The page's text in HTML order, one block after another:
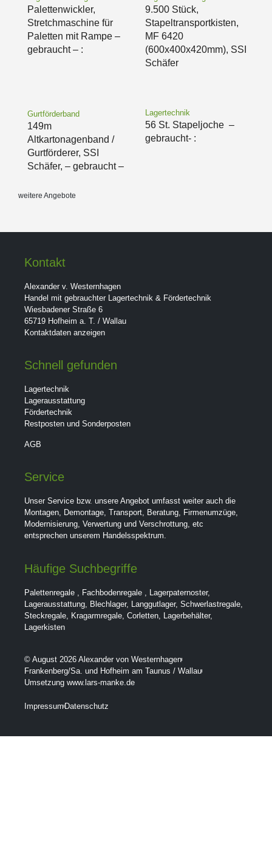
Palettenwickler,
Stretchmaschine für
Paletten mit Rampe –
gebraucht – :
9.500 Stück,
Stapeltransportkisten,
MF 6420
(600x400x420mm), SSI
Schäfer
Gurtförderband
149m
Altkartonagenband /
Gurtförderer, SSI
Schäfer, – gebraucht –
Lagertechnik
56 St. Stapeljoche –
gebraucht- :
weitere Angebote
Kontakt
Alexander v. Westernhagen
Handel mit gebrauchter Lagertechnik & Fördertechnik
Wiesbadener Straße 6
65719 Hofheim a. T. / Wallau
Kontaktdaten anzeigen
Schnell gefunden
Lagertechnik
Lagerausstattung
Fördertechnik
Restposten und Sonderposten
AGB
Service
Unser Service bzw. unsere Angebot umfasst weiter auch die
Montagen, Demontage, Transport, Beratung, Firmenumzüge,
Modernisierung, Verwertung und Verschrottung, etc
entsprechen unserem Handelsspektrum.
Häufige Suchbegriffe
Palettenregale Fachbodenregale Lagerpaternoster,
Lagerausstattung Blechlager, Langgutlager, Schwerlastregale
Steckregale Kragarmregale Corletten Lagerbehälter,
Lagerkisten
© August 2026 Alexander von Westernhagen
Frankenberg/Sa. und Hofheim am Taunus / Wallau
Umsetzung www.lars-manke.de
Impressum Datenschutz